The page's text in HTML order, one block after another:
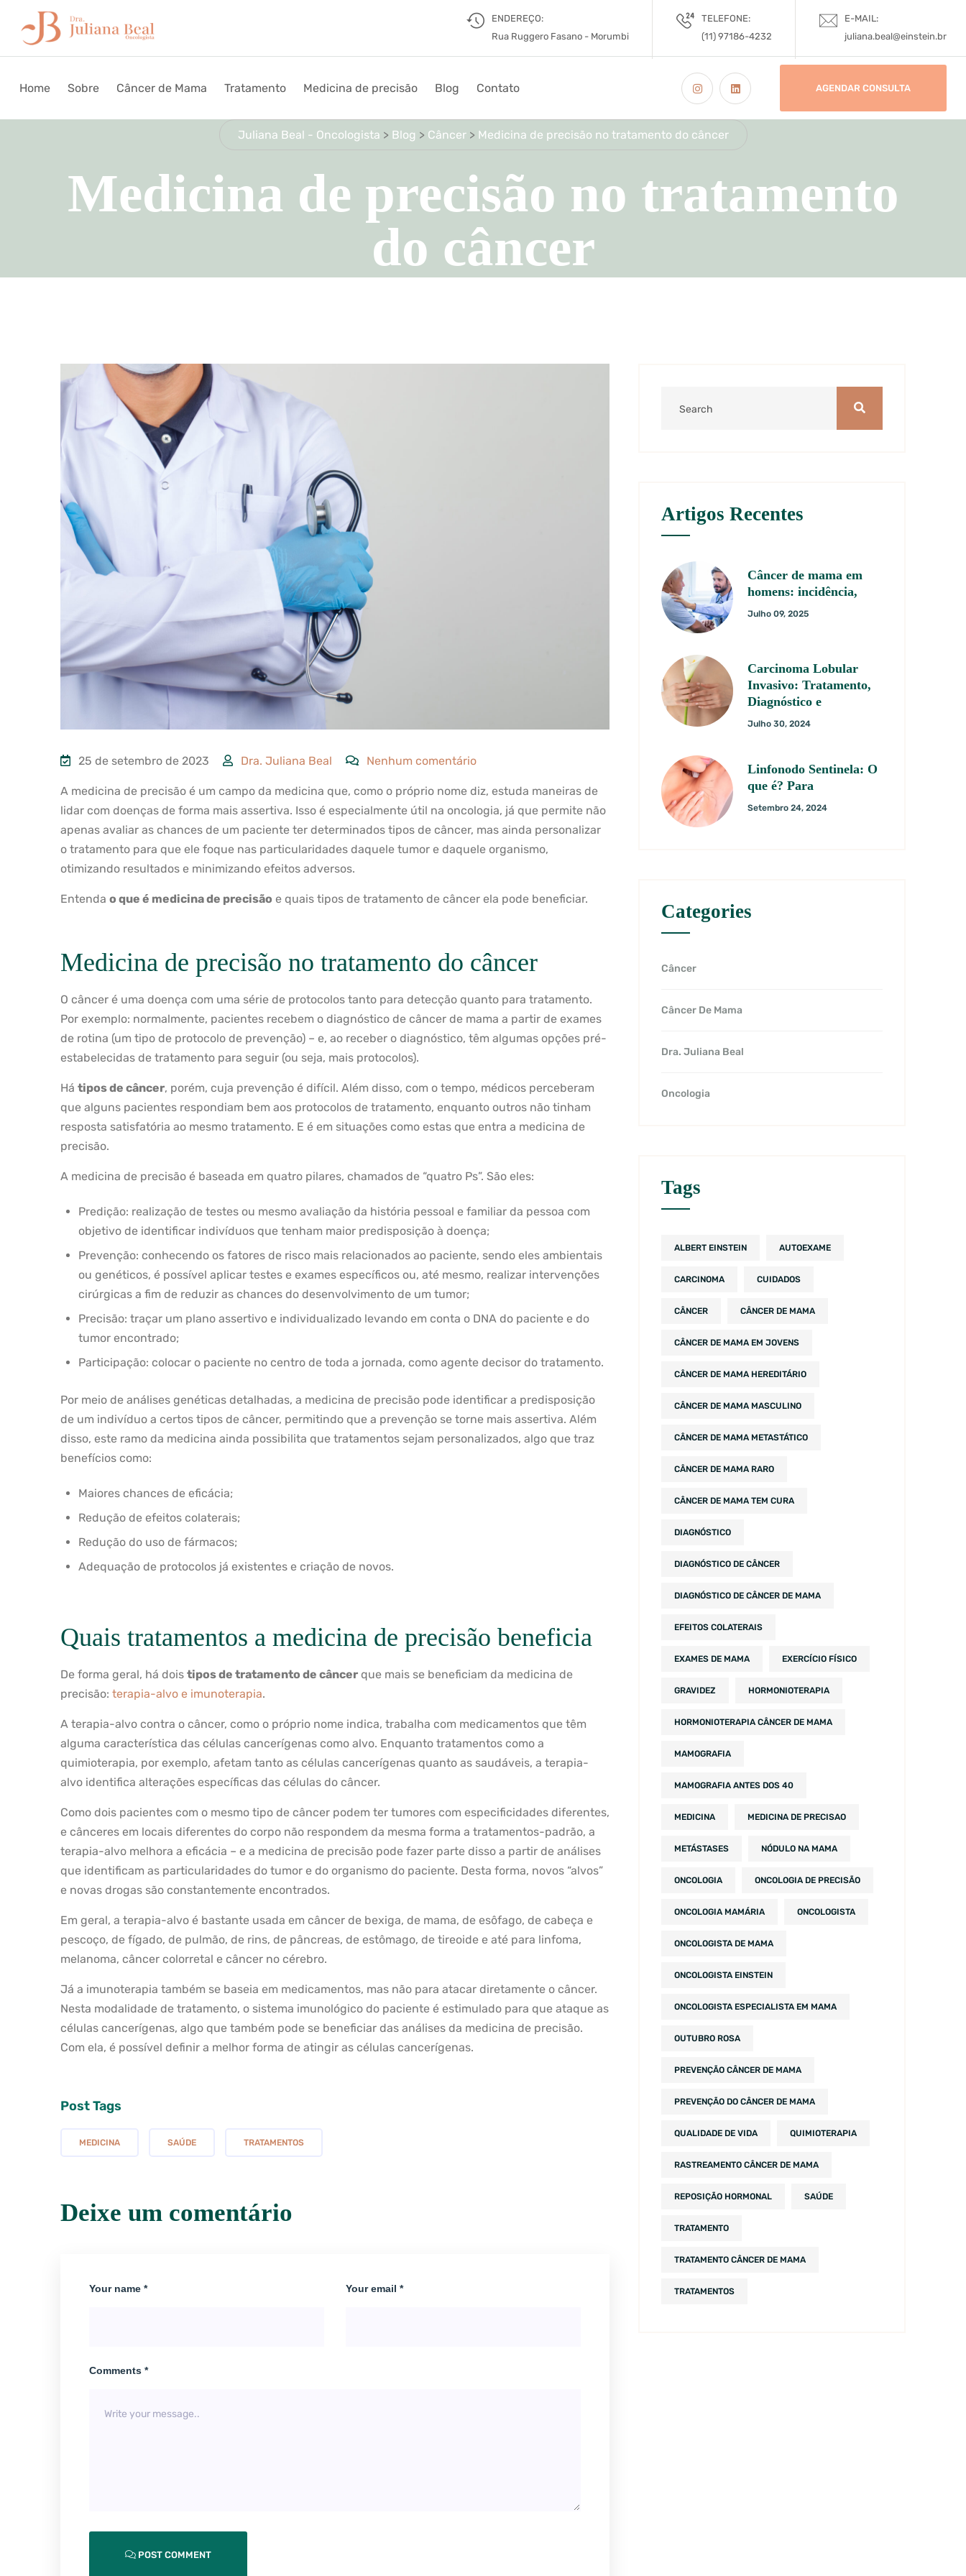
ENDEREÇO:
Rua Ruggero Fasano - Morumbi
TELEFONE:
(11) 97186-4232
E-MAIL:
juliana.beal@einstein.br
Home Sobre Câncer de Mama Tratamento Medicina de precisão Blog Contato AGENDAR CONSULTA
Juliana Beal - Oncologista > Blog > Câncer> Medicina de precisão no tratamento do câncer
Medicina de precisão no tratamento
do câncer
25 de setembro de 2023 Dra. Juliana Beal Nenhum comentário
A medicina de precisão é um campo da medicina que, como o próprio nome diz, estuda maneiras de
lidar com doenças de forma mais assertiva. Isso é especialmente útil na oncologia, já que permite não
apenas avaliar as chances de um paciente ter determinados tipos de câncer, mas ainda personalizar
o tratamento para que ele foque nas particularidades daquele tumor e daquele organismo,
otimizando resultados e minimizando efeitos adversos.
Entenda o que é medicina de precisão e quais tipos de tratamento de câncer ela pode beneficiar.
Medicina de precisão no tratamento do câncer
O câncer é uma doença com uma série de protocolos tanto para detecção quanto para tratamento.
Por exemplo: normalmente, pacientes recebem o diagnóstico de câncer de mama a partir de exames
de rotina (um tipo de protocolo de prevenção) – e, ao receber o diagnóstico, têm algumas opções pré-
estabelecidas de tratamento para seguir (ou seja, mais protocolos).
Há tipos de câncer, porém, cuja prevenção é difícil. Além disso, com o tempo, médicos perceberam
que alguns pacientes respondiam bem aos protocolos de tratamento, enquanto outros não tinham
resposta satisfatória ao mesmo tratamento. E é em situações como estas que entra a medicina de
precisão.
A medicina de precisão é baseada em quatro pilares, chamados de “quatro Ps”. São eles:
Predição: realização de testes ou mesmo avaliação da história pessoal e familiar da pessoa com
objetivo de identificar indivíduos que tenham maior predisposição à doença;
Prevenção: conhecendo os fatores de risco mais relacionados ao paciente, sendo eles ambientais
ou genéticos, é possível aplicar testes e exames específicos ou, até mesmo, realizar intervenções
cirúrgicas a fim de reduzir as chances do desenvolvimento de um tumor;
Precisão: traçar um plano assertivo e individualizado levando em conta o DNA do paciente e do
tumor encontrado;
Participação: colocar o paciente no centro de toda a jornada, como agente decisor do tratamento.
Por meio de análises genéticas detalhadas, a medicina de precisão pode identificar a predisposição
de um indivíduo a certos tipos de câncer, permitindo que a prevenção se torne mais assertiva. Além
disso, este ramo da medicina ainda possibilita que tratamentos sejam personalizados, algo que traz
benefícios como:
Maiores chances de eficácia;
Redução de efeitos colaterais;
Redução do uso de fármacos;
Adequação de protocolos já existentes e criação de novos.
Quais tratamentos a medicina de precisão beneficia
De forma geral, há dois tipos de tratamento de câncer que mais se beneficiam da medicina de
precisão: terapia-alvo e imunoterapia.
A terapia-alvo contra o câncer, como o próprio nome indica, trabalha com medicamentos que têm
alguma característica das células cancerígenas como alvo. Enquanto tratamentos como a
quimioterapia, por exemplo, afetam tanto as células cancerígenas quanto as saudáveis, a terapia-
alvo identifica alterações específicas das células do câncer.
Como dois pacientes com o mesmo tipo de câncer podem ter tumores com especificidades diferentes,
e cânceres em locais diferentes do corpo não respondem da mesma forma a tratamentos-padrão, a
terapia-alvo melhora a eficácia – e a medicina de precisão pode fazer parte disso a partir de análises
que identificam as particularidades do tumor e do organismo do paciente. Desta forma, novos “alvos”
e novas drogas são constantemente encontrados.
Em geral, a terapia-alvo é bastante usada em câncer de bexiga, de mama, de esôfago, de cabeça e
pescoço, de fígado, de pulmão, de rins, de pâncreas, de estômago, de tireoide e até para linfoma,
melanoma, câncer colorretal e câncer no cérebro.
Já a imunoterapia também se baseia em medicamentos, mas não para atacar diretamente o câncer.
Nesta modalidade de tratamento, o sistema imunológico do paciente é estimulado para que ataque as
células cancerígenas, algo que também pode se beneficiar das análises da medicina de precisão.
Com ela, é possível definir a melhor forma de atingir as células cancerígenas.
Post Tags
MEDICINA SAÚDE TRATAMENTOS
Deixe um comentário
Your name * Your email *
Comments *
POST COMMENT
Artigos Recentes
Câncer de mama em
homens: incidência,
Julho 09, 2025
Carcinoma Lobular
Invasivo: Tratamento,
Diagnóstico e
Julho 30, 2024
Linfonodo Sentinela: O
que é? Para
Setembro 24, 2024
Categories
Câncer
Câncer De Mama
Dra. Juliana Beal
Oncologia
Tags
ALBERT EINSTEIN AUTOEXAME
CARCINOMA CUIDADOS
CÂNCER CÂNCER DE MAMA
CÂNCER DE MAMA EM JOVENS
CÂNCER DE MAMA HEREDITÁRIO
CÂNCER DE MAMA MASCULINO
CÂNCER DE MAMA METASTÁTICO
CÂNCER DE MAMA RARO
CÂNCER DE MAMA TEM CURA
DIAGNÓSTICO
DIAGNÓSTICO DE CÂNCER
DIAGNÓSTICO DE CÂNCER DE MAMA
EFEITOS COLATERAIS
EXAMES DE MAMA EXERCÍCIO FÍSICO
GRAVIDEZ HORMONIOTERAPIA
HORMONIOTERAPIA CÂNCER DE MAMA
MAMOGRAFIA
MAMOGRAFIA ANTES DOS 40
MEDICINA MEDICINA DE PRECISAO
METÁSTASES NÓDULO NA MAMA
ONCOLOGIA ONCOLOGIA DE PRECISÃO
ONCOLOGIA MAMÁRIA ONCOLOGISTA
ONCOLOGISTA DE MAMA
ONCOLOGISTA EINSTEIN
ONCOLOGISTA ESPECIALISTA EM MAMA
OUTUBRO ROSA
PREVENÇÃO CÂNCER DE MAMA
PREVENÇÃO DO CÂNCER DE MAMA
QUALIDADE DE VIDA QUIMIOTERAPIA
RASTREAMENTO CÂNCER DE MAMA
REPOSIÇÃO HORMONAL SAÚDE
TRATAMENTO
TRATAMENTO CÂNCER DE MAMA
TRATAMENTOS